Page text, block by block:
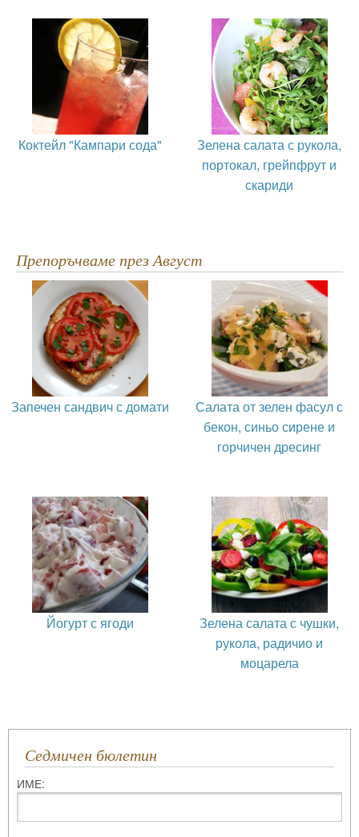
Коктейл "Кампари сода"
Зелена салата с рукола,
портокал, грейпфрут и
скариди
Препоръчваме през Август
Запечен сандвич с домати
Салата от зелен фасул с
бекон, синьо сирене и
горчичен дресинг
Йогурт с ягоди
Зелена салата с чушки,
рукола, радичио и
моцарела
Седмичен бюлетин
ИМЕ: